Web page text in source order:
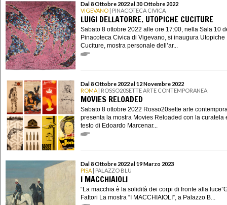
Dal 8 Ottobre 2022 al 30 Ottobre 2022
VIGEVANO | PINACOTECA CIVICA
LUIGI DELLATORRE. UTOPICHE CUCITURE
Sabato 8 ottobre 2022 alle ore 17:00, nella Sala 10
Pinacoteca Civica di Vigevano, si inaugura Utopiche
Cuciture, mostra personale dell’ar...
Dal 8 Ottobre 2022 al 12 Novembre 2022
ROMA | ROSSO20SETTE ARTE CONTEMPORANEA
MOVIES RELOADED
Sabato 8 ottobre 2022 Rosso20sette arte
presenta la mostra Movies Reloaded con la curatela
testo di Edoardo Marcenar...
Dal 8 Ottobre 2022 al 19 Marzo 2023
PISA | PALAZZO BLU
I MACCHIAIOLI
“La macchia è la solidità dei corpi di fronte alla
Fattori La mostra “I MACCHIAIOLI”, a Palazzo B...